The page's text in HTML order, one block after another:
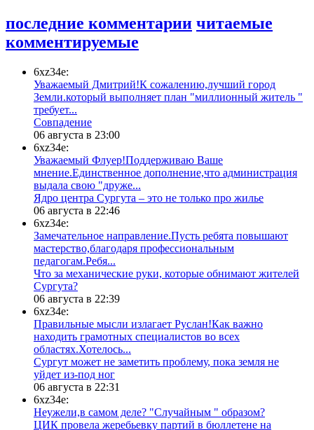
последние комментарии читаемые
комментируемые
6xz34e:
Уважаемый Дмитрий!К сожалению,лучший город
Земли.который выполняет план "миллионный житель "
требует...
​Совпадение
06 августа в 23:00
6xz34e:
Уважаемый Флуер!Поддерживаю Ваше
мнение.Единственное дополнение,что администрация
выдала свою "друже...
​Ядро центра Сургута ‒ это не только про жилье
06 августа в 22:46
6xz34e:
Замечательное направление.Пусть ребята повышают
мастерство,благодаря профессиональным
педагогам.Ребя...
​Что за механические руки, которые обнимают жителей
Сургута?
06 августа в 22:39
6xz34e:
Правильные мысли излагает Руслан!Как важно
находить грамотных специалистов во всех
областях.Хотелось...
Сургут может не заметить проблему, пока земля не
уйдет из-под ног
06 августа в 22:31
6xz34e:
Неужели,в самом деле? "Случайным " образом?
ЦИК провела жеребьевку партий в бюллетене на